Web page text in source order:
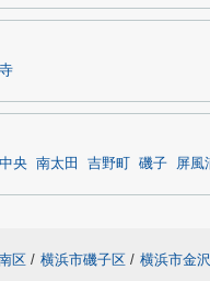
央 南太田 吉野町 磯子 屏風
区 / 横浜市磯子区 / 横浜市金